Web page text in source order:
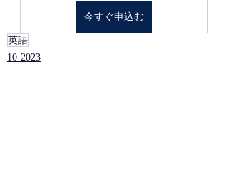
今すぐ申込む
英語
10-2023